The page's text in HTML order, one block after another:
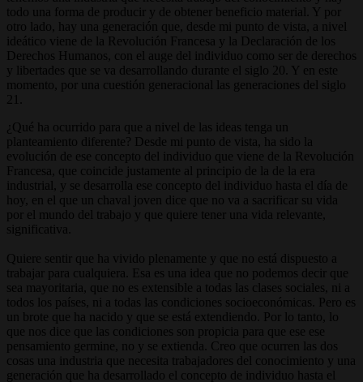
todo una forma de producir y de obtener beneficio material. Y por
otro lado, hay una generación que, desde mi punto de vista, a nivel
ideático viene de la Revolución Francesa y la Declaración de los
Derechos Humanos, con el auge del individuo como ser de derechos
y libertades que se va desarrollando durante el siglo 20. Y en este
momento, por una cuestión generacional las generaciones del siglo
21.
¿Qué ha ocurrido para que a nivel de las ideas tenga un
planteamiento diferente? Desde mi punto de vista, ha sido la
evolución de ese concepto del individuo que viene de la Revolución
Francesa, que coincide justamente al principio de la de la era
industrial, y se desarrolla ese concepto del individuo hasta el día de
hoy, en el que un chaval joven dice que no va a sacrificar su vida
por el mundo del trabajo y que quiere tener una vida relevante,
significativa.
Quiere sentir que ha vivido plenamente y que no está dispuesto a
trabajar para cualquiera. Esa es una idea que no podemos decir que
sea mayoritaria, que no es extensible a todas las clases sociales, ni a
todos los países, ni a todas las condiciones socioeconómicas. Pero es
un brote que ha nacido y que se está extendiendo. Por lo tanto, lo
que nos dice que las condiciones son propicia para que ese ese
pensamiento germine, no y se extienda. Creo que ocurren las dos
cosas una industria que necesita trabajadores del conocimiento y una
generación que ha desarrollado el concepto de individuo hasta el